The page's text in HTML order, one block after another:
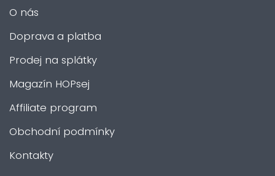
O nás
Doprava a platba
Prodej na splátky
Magazín HOPsej
Affiliate program
Obchodní podmínky
Kontakty